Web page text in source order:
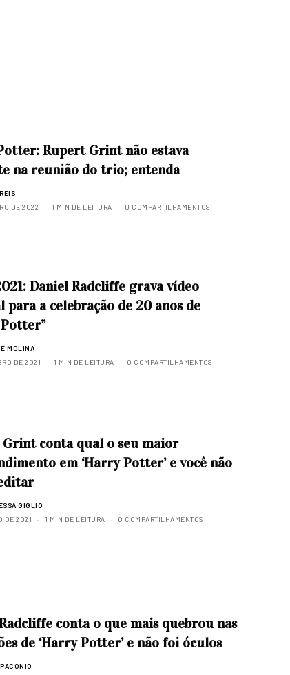
Rupert Grint não estava
na reunião do trio; entenda
DE 2022
1 MIN DE LEITURA 0 COMPARTILHAMENTOS
Daniel Radcliffe grava vídeo
para a celebração de 20 anos de
MOLINA
DE 2021
1 MIN DE LEITURA 0 COMPARTILHAMENTOS
conta qual o seu maior
em ‘Harry Potter’ e você não
GIGLIO
DE 2021
1 MIN DE LEITURA 0 COMPARTILHAMENTOS
conta o que mais quebrou nas
de ‘Harry Potter’ e não foi óculos